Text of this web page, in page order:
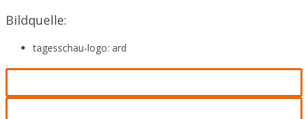
Bildquelle:
tagesschau-logo: ard